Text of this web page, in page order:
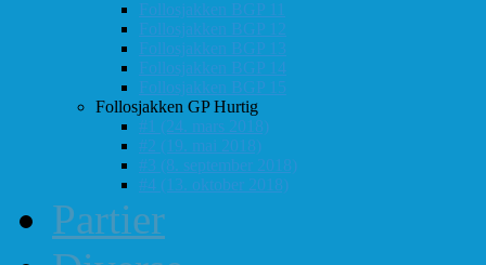
Follosjakken BGP 11
Follosjakken BGP 12
Follosjakken BGP 13
Follosjakken BGP 14
Follosjakken BGP 15
Follosjakken GP Hurtig
#1 (24. mars 2018)
#2 (19. mai 2018)
#3 (8. september 2018)
#4 (13. oktober 2018)
Partier